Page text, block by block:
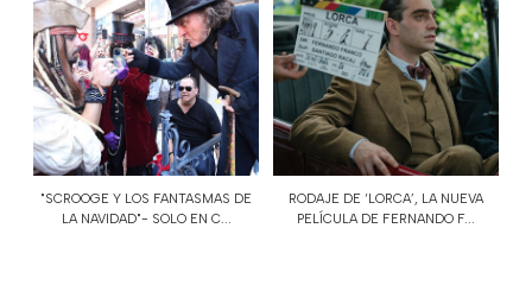
"SCROOGE Y LOS FANTASMAS DE
LA NAVIDAD"- SOLO EN C...
RODAJE DE ‘LORCA’, LA NUEVA
PELÍCULA DE FERNANDO F...